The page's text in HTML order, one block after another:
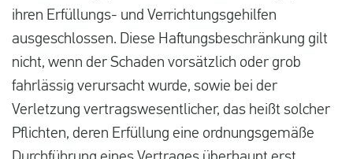
ihren Erfüllungs- und Verrichtungsgehilfen
ausgeschlossen. Diese Haftungsbeschränkung gilt
nicht, wenn der Schaden vorsätzlich oder grob
fahrlässig verursacht wurde, sowie bei der
Verletzung vertragswesentlicher, das heißt solcher
Pflichten, deren Erfüllung eine ordnungsgemäße